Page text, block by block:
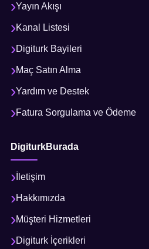
Yayın Akışı
Kanal Listesi
Digiturk Bayileri
Maç Satın Alma
Yardım ve Destek
Fatura Sorgulama ve Ödeme
DigiturkBurada
İletişim
Hakkımızda
Müşteri Hizmetleri
Digiturk İçerikleri